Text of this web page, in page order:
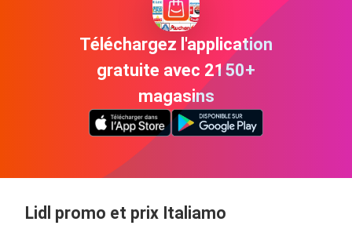
Téléchargez l'application
gratuite avec 2150+
magasins
Lidl promo et prix Italiamo